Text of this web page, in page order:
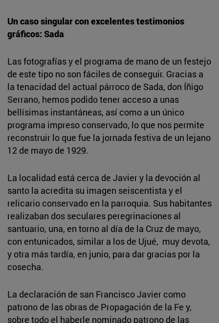
Un caso singular con excelentes testimonios
gráficos: Sada
Las fotografías y el programa de mano de un festejo
de este tipo no son fáciles de conseguir. Gracias a
la tenacidad del actual párroco de Sada, don Íñigo
Serrano, hemos podido tener acceso a unas
bellísimas instantáneas, así como a un único
programa impreso conservado, lo que nos permite
reconstruir lo que fue la jornada festiva de un lejano
12 de mayo de 1929.
La localidad está cerca de Javier y la devoción al
santo la acredita su imagen seiscentista y el
relicario conservado en la parroquia. Sus habitantes
realizaban dos seculares peregrinaciones al
santuario, una, en torno al día de la Cruz de mayo,
con entunicados, similar a los de Ujué, muy devota,
y otra más tardía, en junio, para dar gracias por la
cosecha.
La declaración de san Francisco Javier como
patrono de las obras de Propagación de la Fe y,
sobre todo el haberle nominado patrono de las